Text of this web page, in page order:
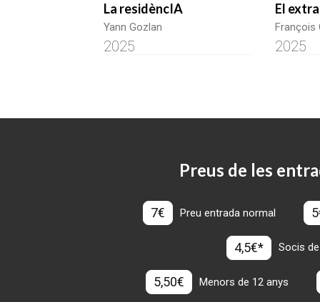
La residèncIA
Yann Gozlan
2025
El
François
2025
Preus de les
7€ Preu entrada normal
4,5€* Socis
5,50€ Menors de 12 anys